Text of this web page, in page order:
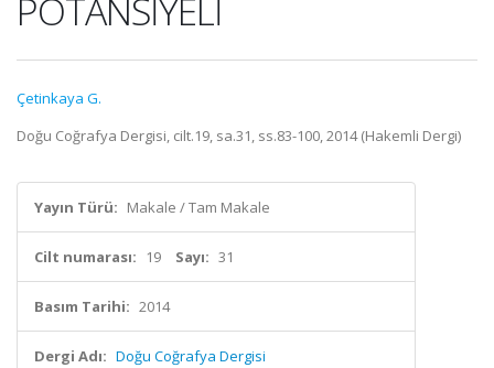
POTANSİYELİ
Çetinkaya G.
Doğu Coğrafya Dergisi, cilt.19, sa.31, ss.83-100, 2014 (Hakemli Dergi)
Yayın Türü: Makale / Tam Makale
Cilt numarası: 19 Sayı: 31
Basım Tarihi: 2014
Dergi Adı: Doğu Coğrafya Dergisi